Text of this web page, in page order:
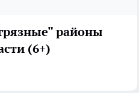
районы
(6+)